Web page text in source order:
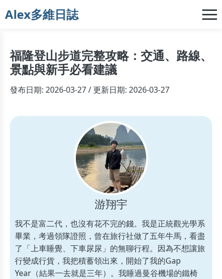
Alex多維日誌
福隆登山步道完整攻略：交通、路線、
景點與新手必看建議
發布日期: 2026-03-27 / 更新日期: 2026-03-27
游翔宇
我不是富二代，也沒有花不完的錢。我是正統觀光學系
畢業，考過領隊證照，曾在旅行社做了五年牛馬，看盡
了「上車睡覺、下車尿尿」的無聊行程。因為不想讓旅
行變成行貨，我把積蓄領出來，開始了我的Gap
Year（結果一去就是三年）。我睡過曼谷機場的鐵椅